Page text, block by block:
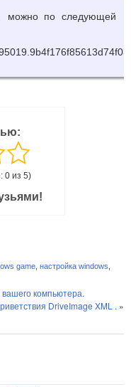
можно по следующей
0 из 5)
game настройка windows
компьютера.
DriveImage XML . »